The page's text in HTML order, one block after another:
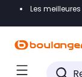
Accéder
Accéder
Les